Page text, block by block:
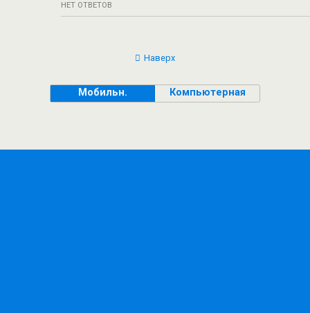
НЕТ ОТВЕТОВ
Наверх
Мобильн. Компьютерная